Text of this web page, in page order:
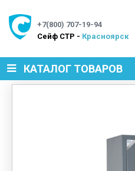
+7(800) 707-19-94
Cейф СТР - Красноярск
КАТАЛОГ ТОВАРОВ
МЕТАЛЛИЧЕСКАЯ